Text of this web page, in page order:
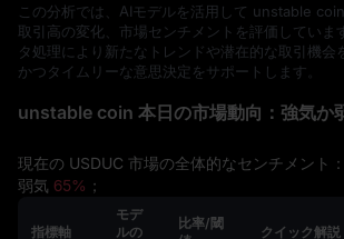
この分析では、AIモデルを活用して unstable
取引高の変化、市場センチメントを評価していま
タ処理により新たなトレンドや潜在的な取引機会
かつタイムリーな意思決定をサポートします。
unstable coin 本日の市場動向：強気か
現在の USDUC 市場の全体的なセンチメント
弱気 65% ；
指標軸
モデ
ルの
比率/閾
クイック解説